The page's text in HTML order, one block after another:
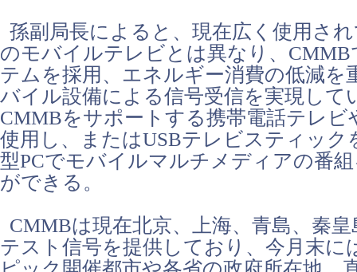
孫副局長によると、現在広く使用さ
のモバイルテレビとは異なり、
テムを採用、エネルギー消費の低減を
バイル設備による信号受信を実現して
CMMBをサポートする携帯電話テレビ
使用し、またはUSBテレビスティック
型PCでモバイルマルチメディアの番
ができる。
CMMBは現在北京、上海、青島、秦
テスト信号を提供しており、今月末に